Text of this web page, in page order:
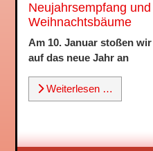
Neujahrsempfang
Weihnachtsbäume
Am 10. Januar stoßen
auf das neue Jahr an
Weiterlesen …